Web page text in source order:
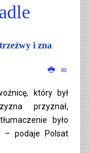
i zna
który był
przyznał,
było
– podaje Polsat